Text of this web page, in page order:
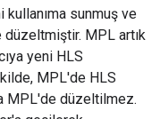
sunmuş ve
MPL artık
yeni HLS
MPL'de HLS
MPL'de düzeltilmez.